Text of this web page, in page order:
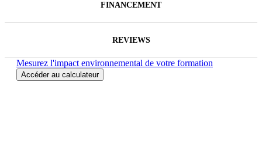
FINANCEMENT
REVIEWS
Mesurez l'impact environnemental de votre formation
Accéder au calculateur